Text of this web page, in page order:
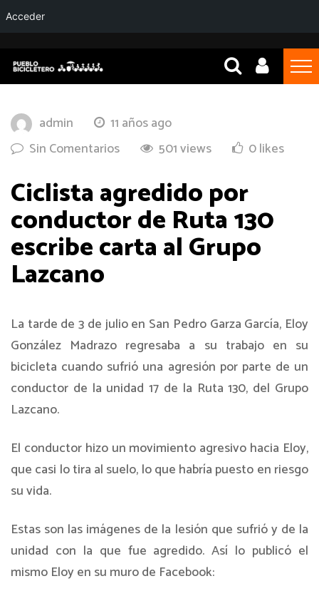
admin
11 años ago
Sin Comentarios
501 views 0 likes
Ciclista agredido por
conductor de Ruta 130
escribe carta al Grupo
Lazcano
La tarde de 3 de julio en San Pedro Garza García, Eloy
González Madrazo regresaba a su trabajo en su
bicicleta cuando sufrió una agresión por parte de un
conductor de la unidad 17 de la Ruta 130, del Grupo
Lazcano.
El conductor hizo un movimiento agresivo hacia Eloy,
que casi lo tira al suelo, lo que habría puesto en riesgo
su vida.
Estas son las imágenes de la lesión que sufrió y de la
unidad con la que fue agredido. Así lo publicó el
mismo Eloy en su muro de Facebook:
Acceder